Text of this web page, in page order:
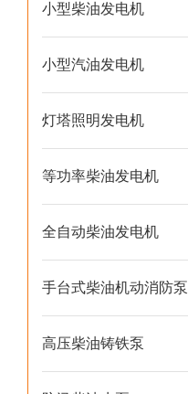
小型柴油发电机
小型汽油发电机
灯塔照明发电机
等功率柴油发电机
全自动柴油发电机
手台式柴油机动消防泵
高压柴油铸铁泵